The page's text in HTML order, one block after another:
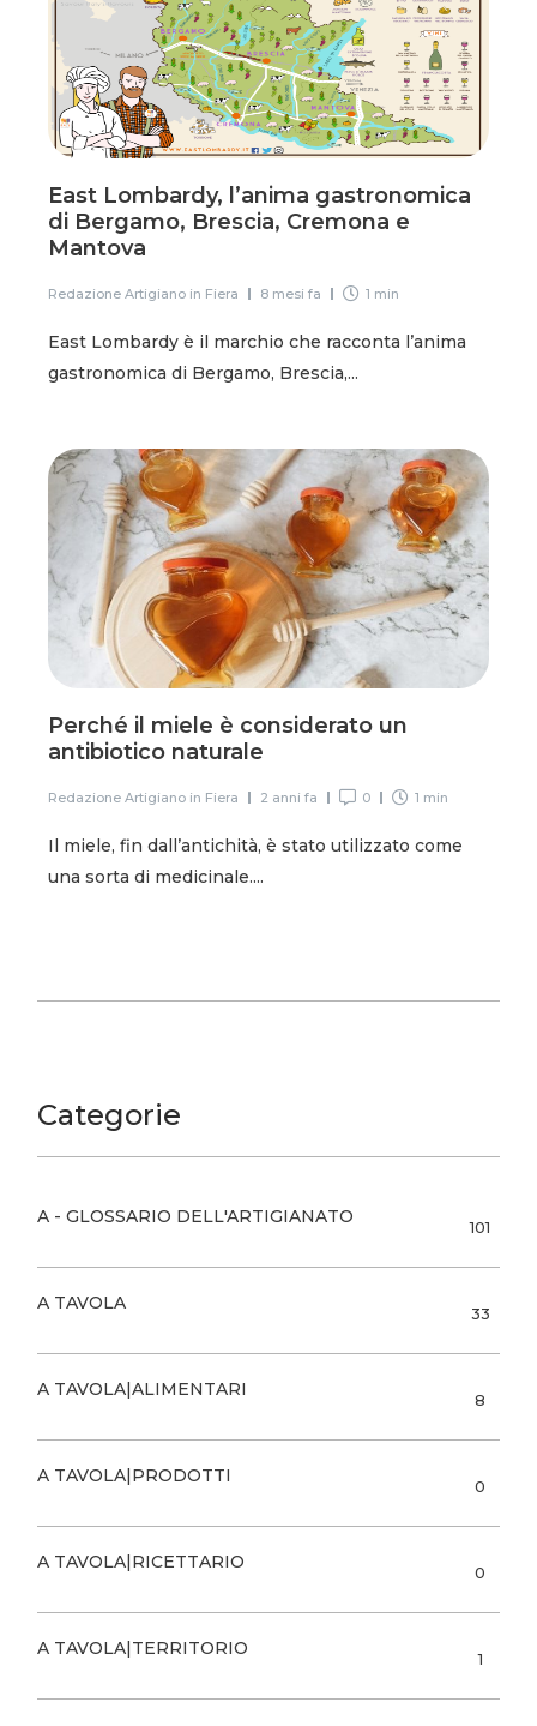
East Lombardy, l’anima gastronomica
di Bergamo, Brescia, Cremona e
Mantova
Redazione Artigiano in Fiera 8 mesi fa 1 min
East Lombardy è il marchio che racconta l’anima
gastronomica di Bergamo, Brescia,...
Perché il miele è considerato un
antibiotico naturale
Redazione Artigiano in Fiera 2 anni fa 0 1 min
Il miele, fin dall’antichità, è stato utilizzato come
una sorta di medicinale....
Categorie
A - GLOSSARIO DELL'ARTIGIANATO 101
A TAVOLA 33
A TAVOLA|ALIMENTARI 8
A TAVOLA|PRODOTTI 0
A TAVOLA|RICETTARIO 0
A TAVOLA|TERRITORIO 1